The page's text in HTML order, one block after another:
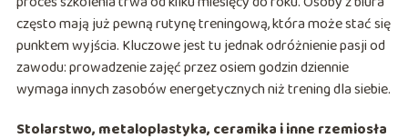
często mają już pewną rutynę treningową, która może stać się
punktem wyjścia. Kluczowe jest tu jednak odróżnienie pasji od
zawodu: prowadzenie zajęć przez osiem godzin dziennie
wymaga innych zasobów energetycznych niż trening dla siebie.
Stolarstwo, metaloplastyka, ceramika i inne rzemiosła